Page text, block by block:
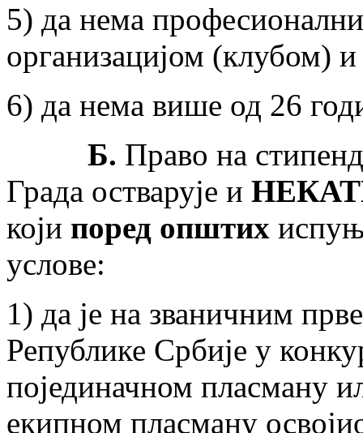
5) да нема
организацијом (клубом) и
6) да нема више од 26
Б. Право на
Града остварује и
који поред општих
услове:
1) да је на званичним
Републике Србије у
појединачном пласману
екипном пласману